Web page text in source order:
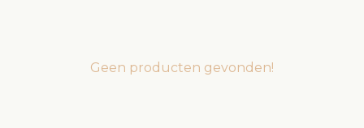
Geen producten gevonden!